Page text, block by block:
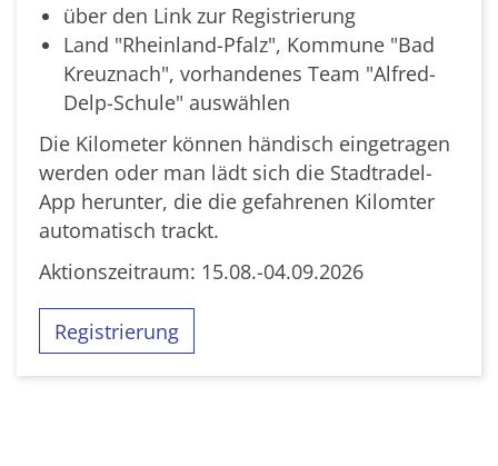
über den Link zur Registrierung
Land "Rheinland-Pfalz", Kommune "Bad
Kreuznach", vorhandenes Team "Alfred-
Delp-Schule" auswählen
Die Kilometer können händisch eingetragen
werden oder man lädt sich die Stadtradel-
App herunter, die die gefahrenen Kilomter
automatisch trackt.
Aktionszeitraum: 15.08.-04.09.2026
Registrierung